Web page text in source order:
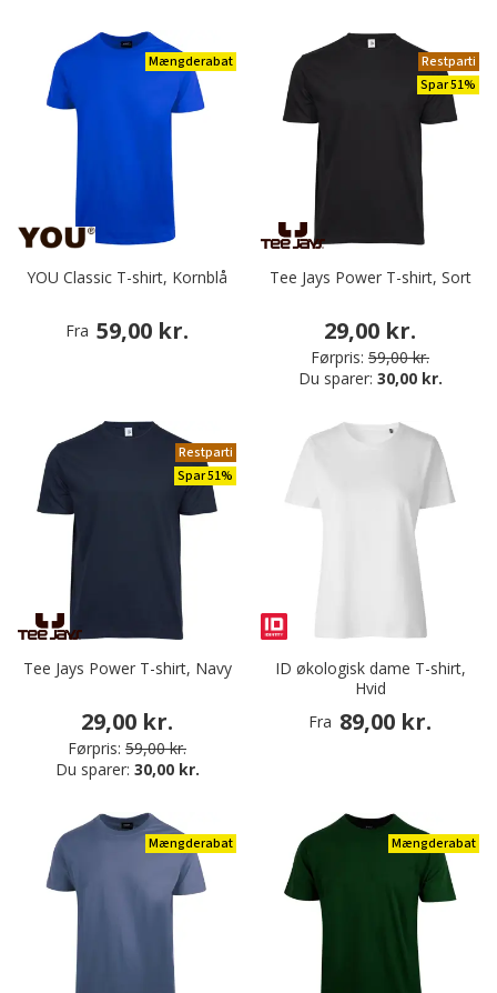
Mængderabat
YOU Classic T-shirt, Kornblå
Fra 59,00 kr.
Restparti
Spar 51%
Tee Jays Power T-shirt, Sort
29,00 kr.
Førpris: 59,00 kr.
Du sparer: 30,00 kr.
Restparti
Spar 51%
Tee Jays Power T-shirt, Navy
29,00 kr.
Førpris: 59,00 kr.
Du sparer: 30,00 kr.
ID økologisk dame T-shirt,
Hvid
Fra 89,00 kr.
Mængderabat Mængderabat